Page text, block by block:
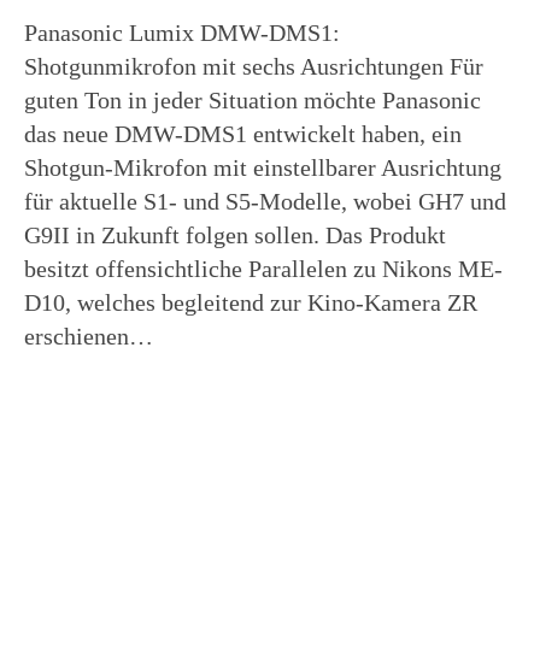
Panasonic Lumix DMW-DMS1:
Shotgunmikrofon mit sechs Ausrichtungen Für
guten Ton in jeder Situation möchte Panasonic
das neue DMW-DMS1 entwickelt haben, ein
Shotgun-Mikrofon mit einstellbarer Ausrichtung
für aktuelle S1- und S5-Modelle, wobei GH7 und
G9II in Zukunft folgen sollen. Das Produkt
besitzt offensichtliche Parallelen zu Nikons ME-
D10, welches begleitend zur Kino-Kamera ZR
erschienen…